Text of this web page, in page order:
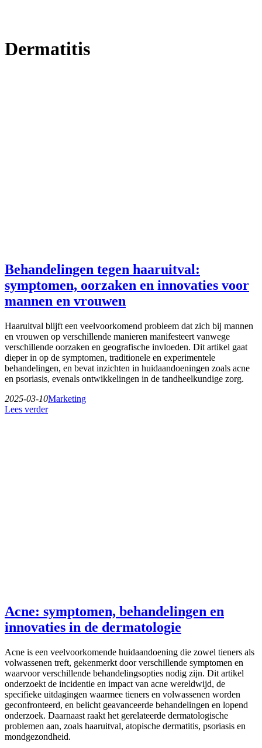
Dermatitis
Behandelingen tegen haaruitval:
symptomen, oorzaken en innovaties voor
mannen en vrouwen
Haaruitval blijft een veelvoorkomend probleem dat zich bij mannen
en vrouwen op verschillende manieren manifesteert vanwege
verschillende oorzaken en geografische invloeden. Dit artikel gaat
dieper in op de symptomen, traditionele en experimentele
behandelingen, en bevat inzichten in huidaandoeningen zoals acne
en psoriasis, evenals ontwikkelingen in de tandheelkundige zorg.
2025-03-10Marketing
Lees verder
Acne: symptomen, behandelingen en
innovaties in de dermatologie
Acne is een veelvoorkomende huidaandoening die zowel tieners als
volwassenen treft, gekenmerkt door verschillende symptomen en
waarvoor verschillende behandelingsopties nodig zijn. Dit artikel
onderzoekt de incidentie en impact van acne wereldwijd, de
specifieke uitdagingen waarmee tieners en volwassenen worden
geconfronteerd, en belicht geavanceerde behandelingen en lopend
onderzoek. Daarnaast raakt het gerelateerde dermatologische
problemen aan, zoals haaruitval, atopische dermatitis, psoriasis en
mondgezondheid.